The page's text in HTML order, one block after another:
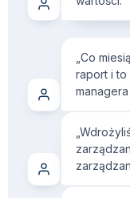
„Co
raport i to
managera